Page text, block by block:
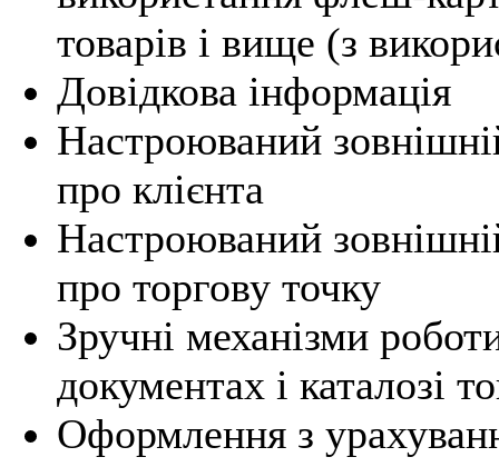
товарів і вище (з
Довідкова інформація
Настроюваний
про клієнта
Настроюваний
про торгову точку
Зручні механізми
документах і каталозі
Оформлення з